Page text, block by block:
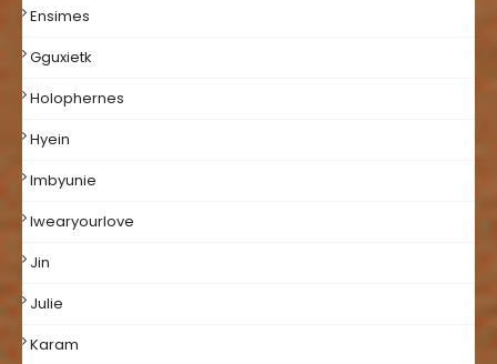
Ensimes
Gguxietk
Holophernes
Hyein
Imbyunie
Iwearyourlove
Jin
Julie
Karam